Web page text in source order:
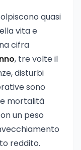
quasi
vita e
cifra
, tre volte il
disturbi
sono
mortalità
un peso
reddito.